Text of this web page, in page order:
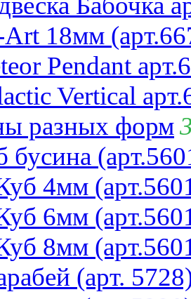
18мм
Pendant
Vertical
разных форм
бусина
4мм
6мм
8мм
(арт.